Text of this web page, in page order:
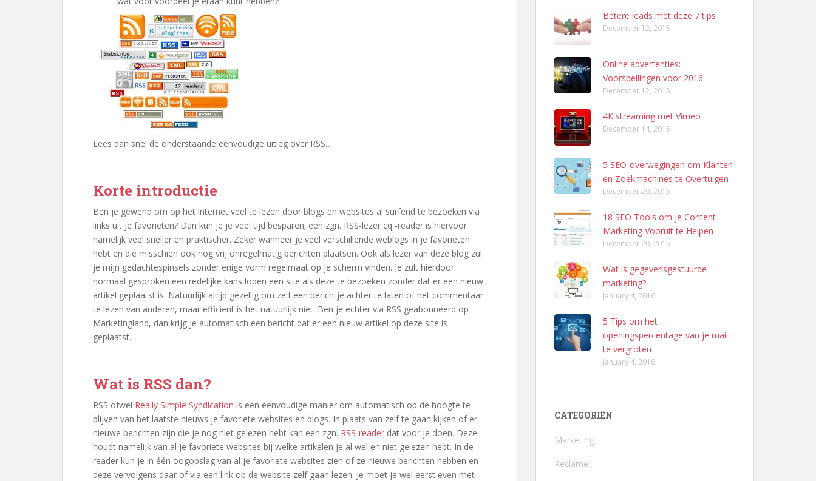
Lees dan snel de onderstaande eenvoudige uitleg over RSS…
Korte introductie
Ben je gewend om op het internet veel te lezen door blogs en websites al surfend te bezoeken via
links uit je favorieten? Dan kun je je veel tijd besparen; een zgn. RSS-lezer cq -reader is hiervoor
namelijk veel sneller en praktischer. Zeker wanneer je veel verschillende weblogs in je favorieten
hebt en die misschien ook nog vrij onregelmatig berichten plaatsen. Ook als lezer van deze blog zul
je mijn gedachtespinsels zonder enige vorm regelmaat op je scherm vinden. Je zult hierdoor
normaal gesproken een redelijke kans lopen een site als deze te bezoeken zonder dat er een nieuw
artikel geplaatst is. Natuurlijk altijd gezellig om zelf een berichtje achter te laten of het commentaar
te lezen van anderen, maar efficiënt is het natuurlijk niet. Ben je echter via RSS geabonneerd op
Marketingland, dan krijg je automatisch een bericht dat er een nieuw artikel op deze site is
geplaatst.
Wat is RSS dan?
RSS ofwel Really Simple Syndication is een eenvoudige manier om automatisch op de hoogte te
blijven van het laatste nieuws je favoriete websites en blogs. In plaats van zelf te gaan kijken of er
nieuwe berichten zijn die je nog niet gelezen hebt kan een zgn. RSS-reader dat voor je doen. Deze
houdt namelijk van al je favoriete websites bij welke artikelen je al wel en niet gelezen hebt. In de
reader kun je in één oogopslag van al je favoriete websites zien of ze nieuwe berichten hebben en
deze vervolgens daar of via een link op de website zelf gaan lezen. Je moet je wel eerst even met
Betere leads met deze 7 tips
December 12, 2015
Online advertenties:
Voorspellingen voor 2016
December 12, 2015
4K streaming met Vimeo
December 14, 2015
5 SEO-overwegingen om Klanten
en Zoekmachines te Overtuigen
December 20, 2015
18 SEO Tools om je Content
Marketing Vooruit te Helpen
December 20, 2015
Wat is gegevensgestuurde
marketing?
January 4, 2016
5 Tips om het
openingspercentage van je mail
te vergroten
January 4, 2016
CATEGORIËN
Marketing
Reclame